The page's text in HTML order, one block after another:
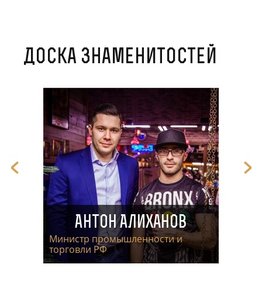
Доска знаменитостей
Антон Алиханов
Министр промышленности и
торговли РФ